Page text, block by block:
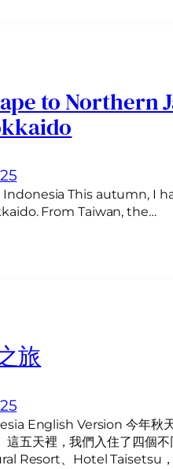
to Northern
Indonesia This autumn,
From Taiwan, the…
旅
English Version 今年秋
這五天裡，我們入住了四
Resort、Hotel Taisetsu